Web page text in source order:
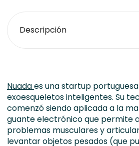
Descripción
Nuadaes una startup
exoesqueletos inteligentes. Su
comenzó siendo aplicada a la
guante electrónico que permite
problemas musculares y
levantar objetos pesados (que